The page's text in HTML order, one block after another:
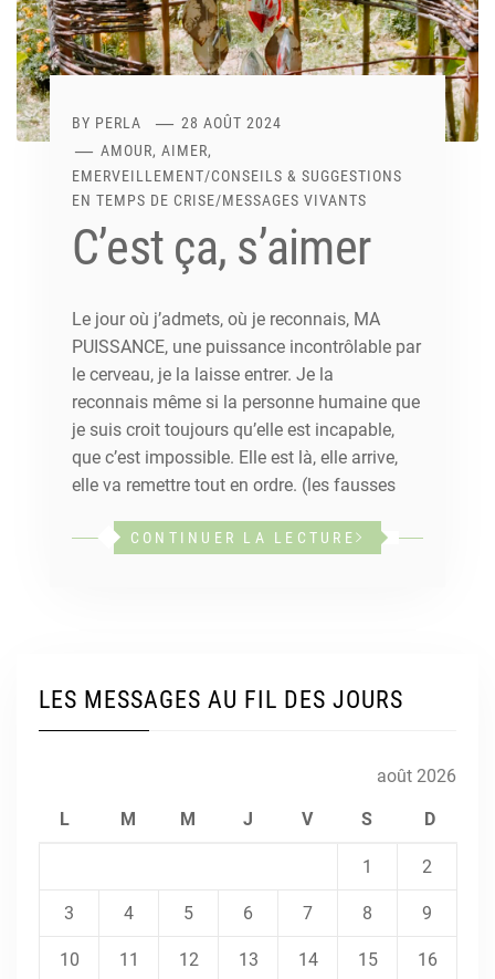
BY PERLA
28 AOÛT 2024
AMOUR, AIMER,
EMERVEILLEMENT/CONSEILS & SUGGESTIONS
EN TEMPS DE CRISE/MESSAGES VIVANTS
C’est ça, s’aimer
Le jour où j’admets, où je reconnais, MA
PUISSANCE, une puissance incontrôlable par
le cerveau, je la laisse entrer. Je la
reconnais même si la personne humaine que
je suis croit toujours qu’elle est incapable,
que c’est impossible. Elle est là, elle arrive,
elle va remettre tout en ordre. (les fausses
CONTINUER LA LECTURE
LES MESSAGES AU FIL DES JOURS
août 2026
L M M J V S D
1 2
3 4 5 6 7 8 9
10 11 12 13 14 15 16